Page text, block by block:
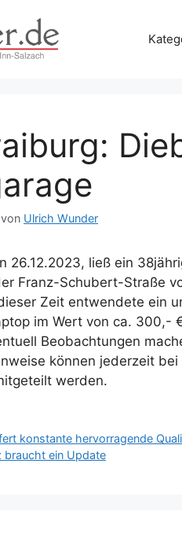
von Ulrich Wunder
26.12.2023, ließ ein
Franz-Schubert-Straße
Zeit entwendete ein
im Wert von ca. 300,-
Beobachtungen
können jederzeit
werden.
konstante hervorragende
braucht ein Update